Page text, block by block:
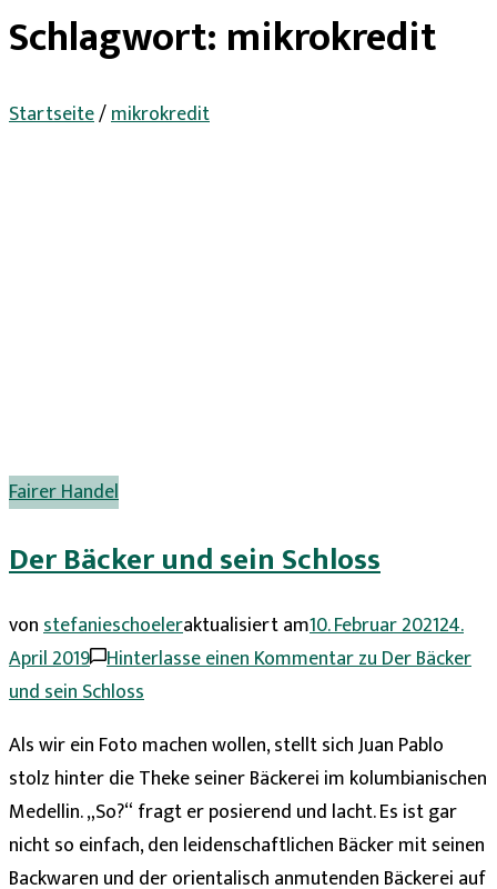
Schlagwort: mikrokredit
Startseite/mikrokredit
Fairer Handel
Der Bäcker und sein Schloss
vonstefanieschoeleraktualisiert am10. Februar 202124.
April 2019 Hinterlasse einen Kommentarzu Der Bäcker
und sein Schloss
Als wir ein Foto machen wollen, stellt sich Juan Pablo
stolz hinter die Theke seiner Bäckerei im kolumbianischen
Medellin. „So?“ fragt er posierend und lacht. Es ist gar
nicht so einfach, den leidenschaftlichen Bäcker mit seinen
Backwaren und der orientalisch anmutenden Bäckerei auf